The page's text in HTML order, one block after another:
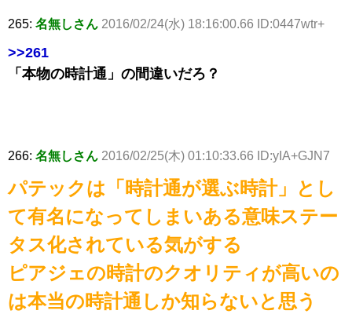
265: 名無しさん 2016/02/24(水) 18:16:00.66 ID:0447wtr+
>>261
「本物の時計通」の間違いだろ？
266: 名無しさん 2016/02/25(木) 01:10:33.66 ID:yIA+GJN7
パテックは「時計通が選ぶ時計」とし
て有名になってしまいある意味ステー
タス化されている気がする
ピアジェの時計のクオリティが高いの
は本当の時計通しか知らないと思う